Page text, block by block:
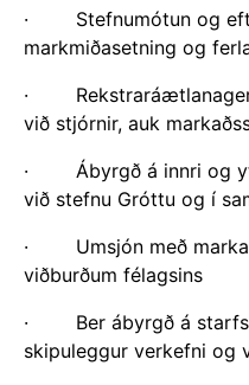
· Stefnumótun og
markmiðasetning og
·
við stjórnir, auk
· Ábyrgð á innri og
við stefnu Gróttu og í
· Umsjón með
viðburðum félagsins
· Ber ábyrgð á
skipuleggur verkefni og